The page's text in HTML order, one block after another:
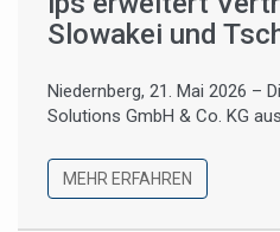
Slowakei und
Niedernberg, 21. Mai 2026 –
Solutions GmbH & Co. KG
MEHR ERFAHREN